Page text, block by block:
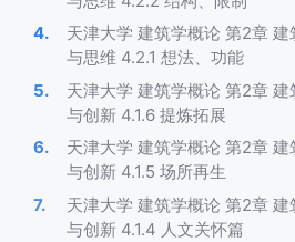
天津大学 建筑学概论 第2章
与思维 4.2.1 想法、功能
天津大学 建筑学概论 第2章
与创新 4.1.6 提炼拓展
天津大学 建筑学概论 第2章
与创新 4.1.5 场所再生
天津大学 建筑学概论 第2章
与创新 4.1.4 人文关怀篇